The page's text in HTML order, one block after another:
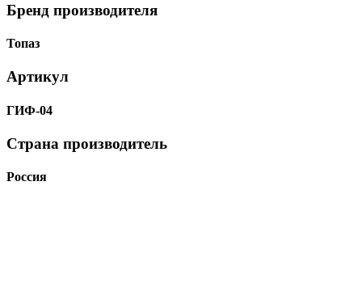
Бренд производителя
Топаз
Артикул
ГИФ-04
Страна производитель
Россия